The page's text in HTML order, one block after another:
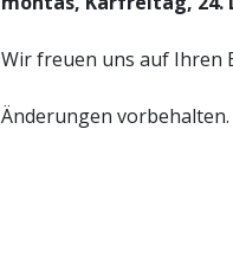
Wir freuen uns auf Ihren
Änderungen vorbehalten.